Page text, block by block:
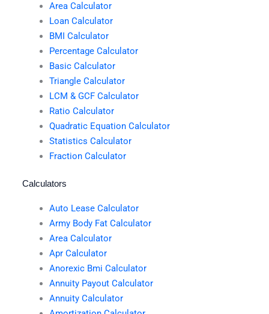
Area Calculator
Loan Calculator
BMI Calculator
Percentage Calculator
Basic Calculator
Triangle Calculator
LCM & GCF Calculator
Ratio Calculator
Quadratic Equation Calculator
Statistics Calculator
Fraction Calculator
Calculators
Auto Lease Calculator
Army Body Fat Calculator
Area Calculator
Apr Calculator
Anorexic Bmi Calculator
Annuity Payout Calculator
Annuity Calculator